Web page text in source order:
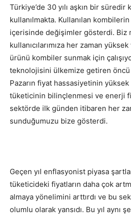
Türkiye’de 30 yılı aşkın bir süredir
kullanılmakta. Kullanılan
içerisinde değişimler gösterdi. Biz
kullanıcılarımıza her zaman
ürünü kombiler sunmak için
teknolojisini ülkemize getiren
Pazarın fiyat hassasiyetinin
tüketicinin bilinçlenmesi ve enerji
sektörde ilk günden itibaren her
sunduğumuzu bize gösterdi.
Geçen yıl enflasyonist piyasa
tüketicideki fiyatların daha çok
almaya yönelimini arttırdı ve bu
olumlu olarak yansıdı. Bu yıl aynı